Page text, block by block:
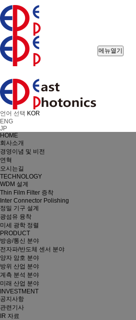
메뉴열기
언어 선택 KOR
ENG
JP
HOME
회사소개
경영이념 및 비전
연혁
오시는길
TECHNOLOGY
WDM 설계
Thin Film Filter 증착
Inter Connector Polishing
정밀 기구 설계
광섬유 융착
미세 광학 정렬
PRODUCT
방송/통신 분야
전자파/반도체 센서 분야
양자 암호 분야
방위 산업 분야
계측 분석 분야
미래 산업 분야
INVESTMENT
공지사항
관련기사
IR 자료